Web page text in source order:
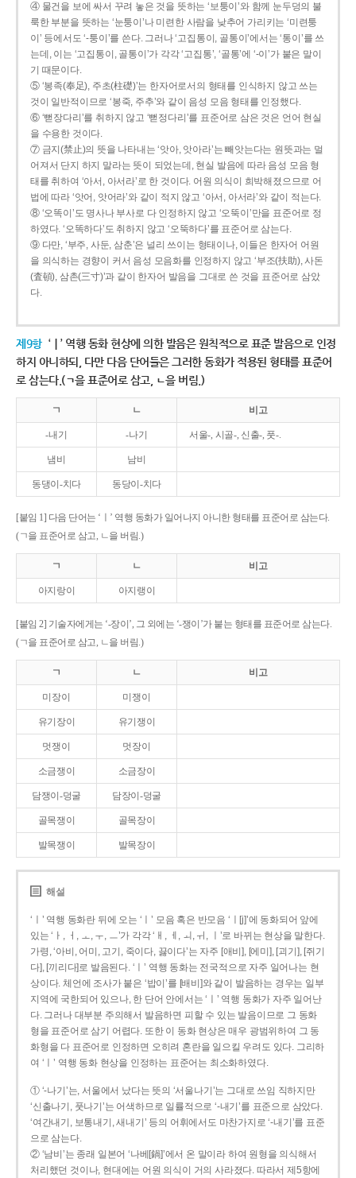
④ 물건을 보에 싸서 꾸려 놓은 것을 뜻하는 ‘보퉁이’와 함께 눈두덩의 불
룩한 부분을 뜻하는 ‘눈퉁이’나 미련한 사람을 낮추어 가리키는 ‘미련퉁
이’ 등에서도 ‘-퉁이’를 쓴다. 그러나 ‘고집통이, 골통이’에서는 ‘통이’를 쓰
는데, 이는 ‘고집통이, 골통이’가 각각 ‘고집통’, ‘골통’에 ‘-이’가 붙은 말이
기 때문이다.
⑤ ‘봉족(奉足), 주초(柱礎)’는 한자어로서의 형태를 인식하지 않고 쓰는
것이 일반적이므로 ‘봉죽, 주추’와 같이 음성 모음 형태를 인정했다.
⑥ ‘뻗장다리’를 취하지 않고 ‘뻗정다리’를 표준어로 삼은 것은 언어 현실
을 수용한 것이다.
⑦ 금지(禁止)의 뜻을 나타내는 ‘앗아, 앗아라’는 빼앗는다는 원뜻과는 멀
어져서 단지 하지 말라는 뜻이 되었는데, 현실 발음에 따라 음성 모음 형
태를 취하여 ‘아서, 아서라’로 한 것이다. 어원 의식이 희박해졌으므로 어
법에 따라 ‘앗어, 앗어라’와 같이 적지 않고 ‘아서, 아서라’와 같이 적는다.
⑧ ‘오똑이’도 명사나 부사로 다 인정하지 않고 ‘오뚝이’만을 표준어로 정
하였다. ‘오똑하다’도 취하지 않고 ‘오뚝하다’를 표준어로 삼는다.
⑨ 다만, ‘부주, 사둔, 삼춘’은 널리 쓰이는 형태이나, 이들은 한자어 어원
을 의식하는 경향이 커서 음성 모음화를 인정하지 않고 ‘부조(扶助), 사돈
(査頓), 삼촌(三寸)’과 같이 한자어 발음을 그대로 쓴 것을 표준어로 삼았
다.
제9항 ‘ㅣ’ 역행 동화 현상에 의한 발음은 원칙적으로 표준 발음으로 인정
하지 아니하되, 다만 다음 단어들은 그러한 동화가 적용된 형태를 표준어
로 삼는다.(ㄱ을 표준어로 삼고, ㄴ을 버림.)
ㄱ ㄴ 비고
-내기 -나기 서울-, 시골-, 신출-, 풋-.
냄비 남비
동댕이-치다 동당이-치다
[붙임 1] 다음 단어는 ‘ㅣ’ 역행 동화가 일어나지 아니한 형태를 표준어로 삼는다.
(ㄱ을 표준어로 삼고, ㄴ을 버림.)
ㄱ ㄴ 비고
아지랑이 아지랭이
[붙임 2] 기술자에게는 ‘-장이’, 그 외에는 ‘-쟁이’가 붙는 형태를 표준어로 삼는다.
(ㄱ을 표준어로 삼고, ㄴ을 버림.)
ㄱ ㄴ 비고
미장이 미쟁이
유기장이 유기쟁이
멋쟁이 멋장이
소금쟁이 소금장이
담쟁이-덩굴 담장이-덩굴
골목쟁이 골목장이
발목쟁이 발목장이
해설
‘ㅣ’ 역행 동화란 뒤에 오는 ‘ㅣ’ 모음 혹은 반모음 ‘ㅣ[j]’에 동화되어 앞에
있는 ‘ㅏ, ㅓ, ㅗ, ㅜ, ㅡ’가 각각 ‘ㅐ, ㅔ, ㅚ, ㅟ, ㅣ’로 바뀌는 현상을 말한다.
가령, ‘아비, 어미, 고기, 죽이다, 끓이다’는 자주 [애비], [에미], [괴기], [쥐기
다], [끼리다]로 발음된다. ‘ㅣ’ 역행 동화는 전국적으로 자주 일어나는 현
상이다. 체언에 조사가 붙은 ‘밥이’를 [배비]와 같이 발음하는 경우는 일부
지역에 국한되어 있으나, 한 단어 안에서는 ‘ㅣ’ 역행 동화가 자주 일어난
다. 그러나 대부분 주의해서 발음하면 피할 수 있는 발음이므로 그 동화
형을 표준어로 삼기 어렵다. 또한 이 동화 현상은 매우 광범위하여 그 동
화형을 다 표준어로 인정하면 오히려 혼란을 일으킬 우려도 있다. 그리하
여 ‘ㅣ’ 역행 동화 현상을 인정하는 표준어는 최소화하였다.
① ‘-나기’는, 서울에서 났다는 뜻의 ‘서울나기’는 그대로 쓰임 직하지만
‘신출나기, 풋나기’는 어색하므로 일률적으로 ‘-내기’를 표준으로 삼았다.
‘여간내기, 보통내기, 새내기’ 등의 어휘에서도 마찬가지로 ‘-내기’를 표준
으로 삼는다.
② ‘남비’는 종래 일본어 ‘나베[鍋]’에서 온 말이라 하여 원형을 의식해서
처리했던 것이나, 현대에는 어원 의식이 거의 사라졌다. 따라서 제5항에